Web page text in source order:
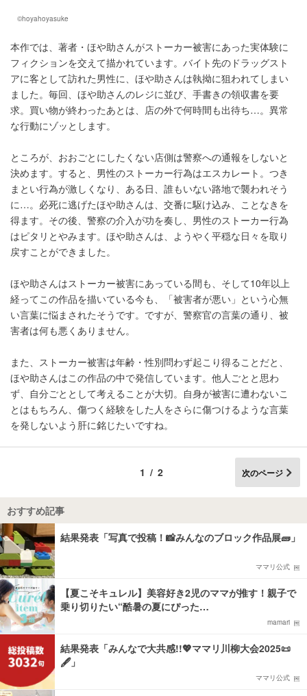
©hoyahoyasuke
本作では、著者・ほや助さんがストーカー被害にあった実体験に
フィクションを交えて描かれています。バイト先のドラッグスト
アに客として訪れた男性に、ほや助さんは執拗に狙われてしまい
ました。毎回、ほや助さんのレジに並び、手書きの領収書を要
求。買い物が終わったあとは、店の外で何時間も出待ち…。異常
な行動にゾッとします。
ところが、おおごとにしたくない店側は警察への通報をしないと
決めます。すると、男性のストーカー行為はエスカレート。つき
まとい行為が激しくなり、ある日、誰もいない路地で襲われそう
に…。必死に逃げたほや助さんは、交番に駆け込み、ことなきを
得ます。その後、警察の介入が功を奏し、男性のストーカー行為
はピタリとやみます。ほや助さんは、ようやく平穏な日々を取り
戻すことができました。
ほや助さんはストーカー被害にあっている間も、そして10年以上
経ってこの作品を描いている今も、「被害者が悪い」という心無
い言葉に悩まされたそうです。ですが、警察官の言葉の通り、被
害者は何も悪くありません。
また、ストーカー被害は年齢・性別問わず起こり得ることだと、
ほや助さんはこの作品の中で発信しています。他人ごとと思わ
ず、自分ごととして考えることが大切。自身が被害に遭わないこ
とはもちろん、傷つく経験をした人をさらに傷つけるような言葉
を発しないよう肝に銘じたいですね。
1/2 次のページ
おすすめ記事
結果発表「写真で投稿！📸みんなのブロック作品展🧱」
ママリ公式
【夏こそキュレル】美容好き2児のママが推す！親子で
乗り切りたい“酷暑の夏にぴった…
mamari
結果発表「みんなで大共感!!💖ママリ川柳大会2025📜
🖋️」
ママリ公式